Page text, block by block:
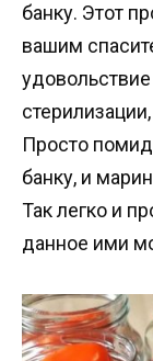
банку. Этот
вашим
Просто
банку, и
Так легко и
данное ими